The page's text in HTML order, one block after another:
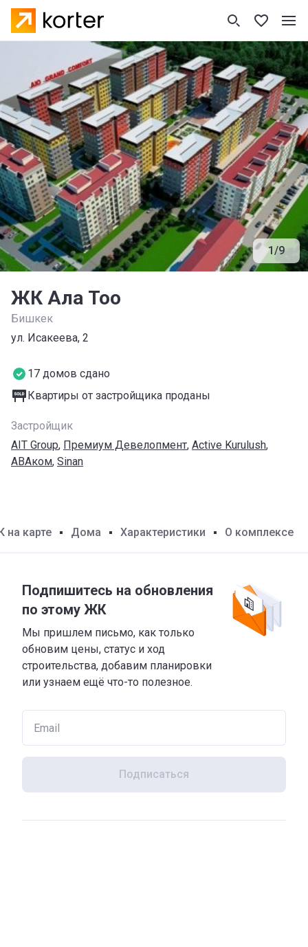
1/9
ЖК Ала Тоо
Бишкек
ул. Исакеева, 2
17 домов сдано
Квартиры от застройщика проданы
Застройщик
AIT Group, Премиум Девелопмент, Active Kurulush,
АВАком, Sinan
на карте Дома Характеристики О комплексе
Подпишитесь на обновления
по этому ЖК
Мы пришлем письмо, как только
обновим цены, статус и ход
строительства, добавим планировки
или узнаем ещё что-то полезное.
Подписаться